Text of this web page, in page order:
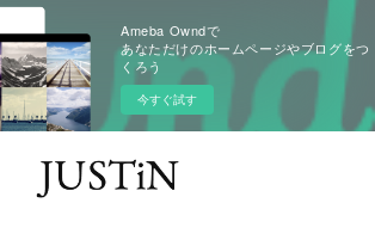
Ameba Owndで
あなただけのホームページやブログをつ
くろう
今すぐ試す